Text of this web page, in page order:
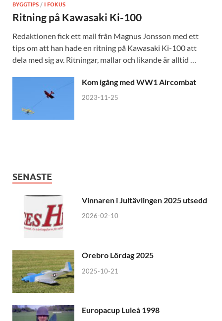
BYGGTIPS / I FOKUS
Ritning på Kawasaki Ki-100
Redaktionen fick ett mail från Magnus Jonsson med ett
tips om att han hade en ritning på Kawasaki Ki-100 att
dela med sig av. Ritningar, mallar och likande är alltid …
Kom igång med WW1 Aircombat
2023-11-25
SENASTE
Vinnaren i Jultävlingen 2025 utsedd
2026-02-10
Örebro Lördag 2025
2025-10-21
Europacup Luleå 1998